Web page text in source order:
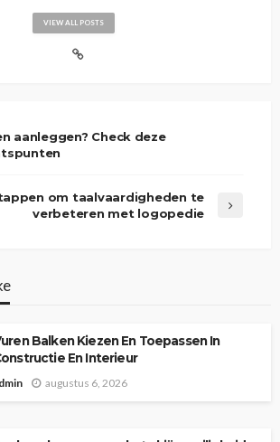
VIEW ALL POSTS
aanleggen? Check deze
om taalvaardigheden te
verbeteren met logopedie
Balken Kiezen En Toepassen In
En Interieur
augustus 6, 2026